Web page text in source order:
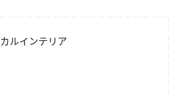
ルインテリア